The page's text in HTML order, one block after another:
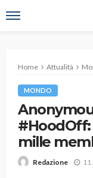
Home Attualità
MONDO
mille
Redazione 11